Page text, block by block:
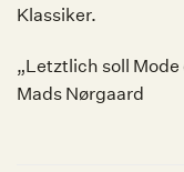
Klassiker.
„Letztlich soll
Mads Nørgaard